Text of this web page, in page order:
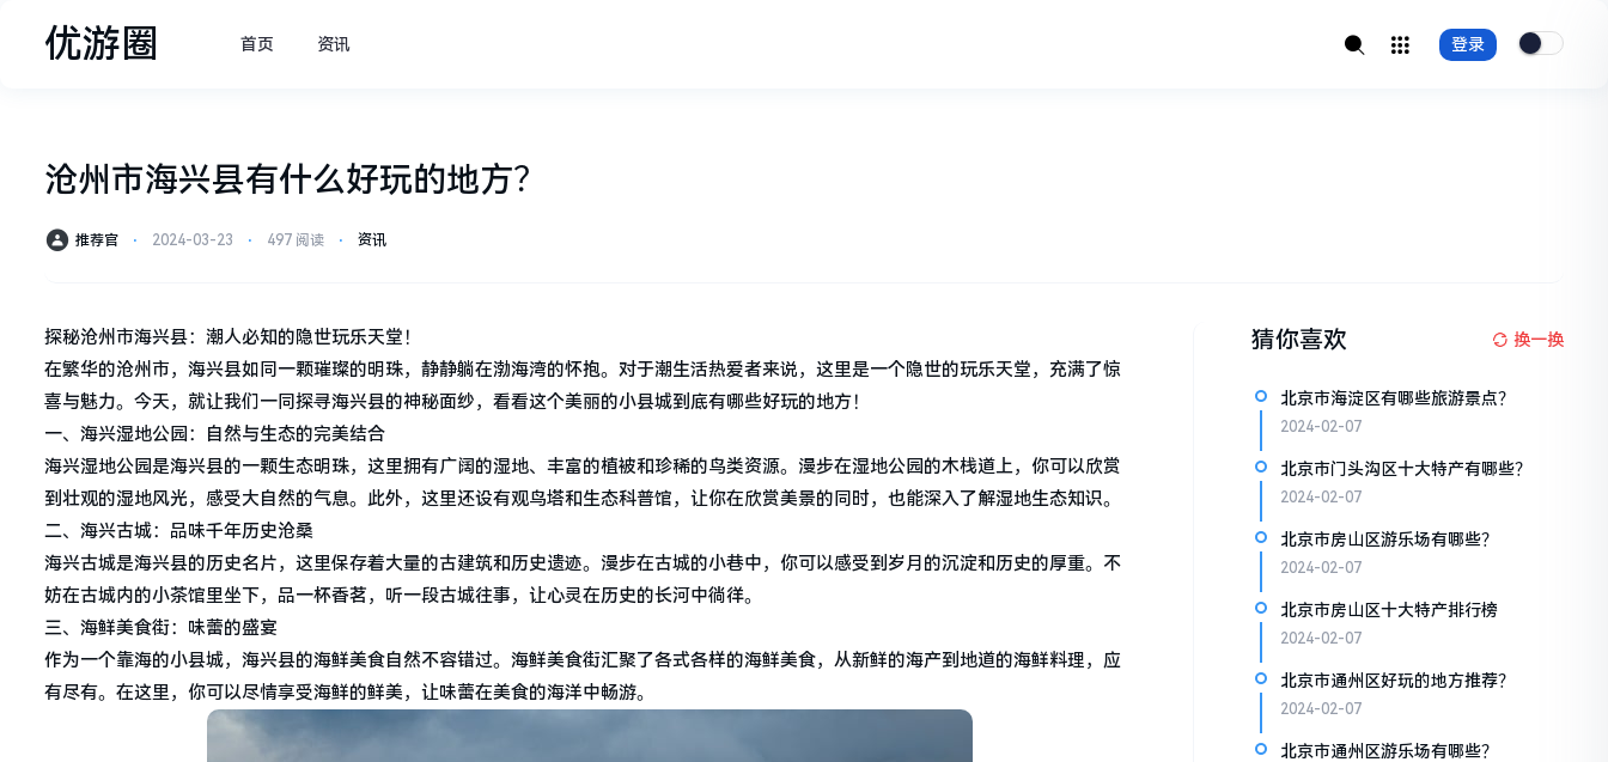
优游圈 首页 资讯 登录
沧州市海兴县有什么好玩的地方？
推荐官 ⋅ 2024-03-23 ⋅ 497 阅读 ⋅ 资讯
探秘沧州市海兴县：潮人必知的隐世玩乐天堂！
在繁华的沧州市，海兴县如同一颗璀璨的明珠，静静躺在渤海湾的怀抱。对于潮生活热爱者来说，这里是一个隐世的玩乐天堂，充满了惊
喜与魅力。今天，就让我们一同探寻海兴县的神秘面纱，看看这个美丽的小县城到底有哪些好玩的地方！
一、海兴湿地公园：自然与生态的完美结合
海兴湿地公园是海兴县的一颗生态明珠，这里拥有广阔的湿地、丰富的植被和珍稀的鸟类资源。漫步在湿地公园的木栈道上，你可以欣赏
到壮观的湿地风光，感受大自然的气息。此外，这里还设有观鸟塔和生态科普馆，让你在欣赏美景的同时，也能深入了解湿地生态知识。
二、海兴古城：品味千年历史沧桑
海兴古城是海兴县的历史名片，这里保存着大量的古建筑和历史遗迹。漫步在古城的小巷中，你可以感受到岁月的沉淀和历史的厚重。不
妨在古城内的小茶馆里坐下，品一杯香茗，听一段古城往事，让心灵在历史的长河中徜徉。
三、海鲜美食街：味蕾的盛宴
作为一个靠海的小县城，海兴县的海鲜美食自然不容错过。海鲜美食街汇聚了各式各样的海鲜美食，从新鲜的海产到地道的海鲜料理，应
有尽有。在这里，你可以尽情享受海鲜的鲜美，让味蕾在美食的海洋中畅游。
猜你喜欢 换一换
北京市海淀区有哪些旅游景点？
2024-02-07
北京市门头沟区十大特产有哪些？
2024-02-07
北京市房山区游乐场有哪些？
2024-02-07
北京市房山区十大特产排行榜
2024-02-07
北京市通州区好玩的地方推荐？
2024-02-07
北京市通州区游乐场有哪些？